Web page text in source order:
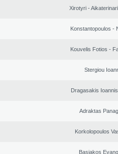
Xirotyri -
Konstantopoulos -
Kouvelis Fotios -
Stergiou
Dragasakis
Adraktas
Korkolopoulos
Basiakos